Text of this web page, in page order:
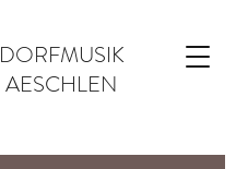
DORFMUSIK
AESCHLEN